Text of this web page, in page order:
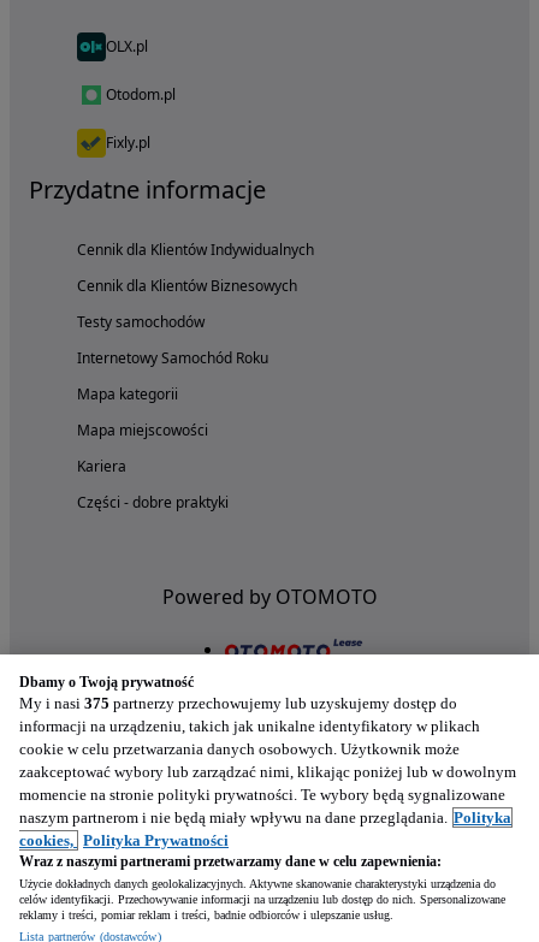
OLX.pl
Otodom.pl
Fixly.pl
Przydatne informacje
Cennik dla Klientów Indywidualnych
Cennik dla Klientów Biznesowych
Testy samochodów
Internetowy Samochód Roku
Mapa kategorii
Mapa miejscowości
Kariera
Części - dobre praktyki
Powered by OTOMOTO
Nasze aplikacje w twoim telefonie
Dbamy o Twoją prywatność
My i nasi 375 partnerzy przechowujemy lub uzyskujemy dostęp do
informacji na urządzeniu, takich jak unikalne identyfikatory w plikach
cookie w celu przetwarzania danych osobowych. Użytkownik może
zaakceptować wybory lub zarządzać nimi, klikając poniżej lub w dowolnym
momencie na stronie polityki prywatności. Te wybory będą sygnalizowane
naszym partnerom i nie będą miały wpływu na dane przeglądania. Polityka
cookies, Polityka Prywatności
Wraz z naszymi partnerami przetwarzamy dane w celu zapewnienia:
Użycie dokładnych danych geolokalizacyjnych. Aktywne skanowanie charakterystyki urządzenia do
celów identyfikacji. Przechowywanie informacji na urządzeniu lub dostęp do nich. Spersonalizowane
reklamy i treści, pomiar reklam i treści, badnie odbiorców i ulepszanie usług.
Lista partnerów (dostawców)